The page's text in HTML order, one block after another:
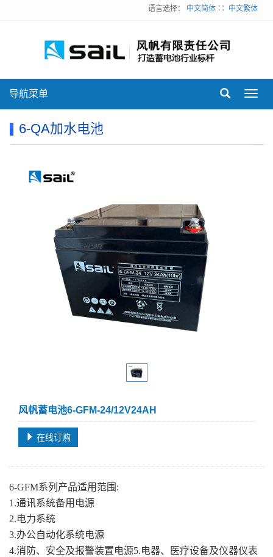
语言选择： 中文简体 ∷ 中文繁体
导航菜单
6-QA加水电池
风帆蓄电池6-GFM-24/12V24AH
在线订购
6-GFM系列产品适用范围:
1.通讯系统备用电源
2.电力系统
3.办公自动化系统电源
4.消防、安全及报警装置电源5.电器、医疗设备及仪器仪表